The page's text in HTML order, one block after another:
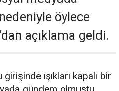
öylece
açıklama geldi.
ışıkları kapalı bir